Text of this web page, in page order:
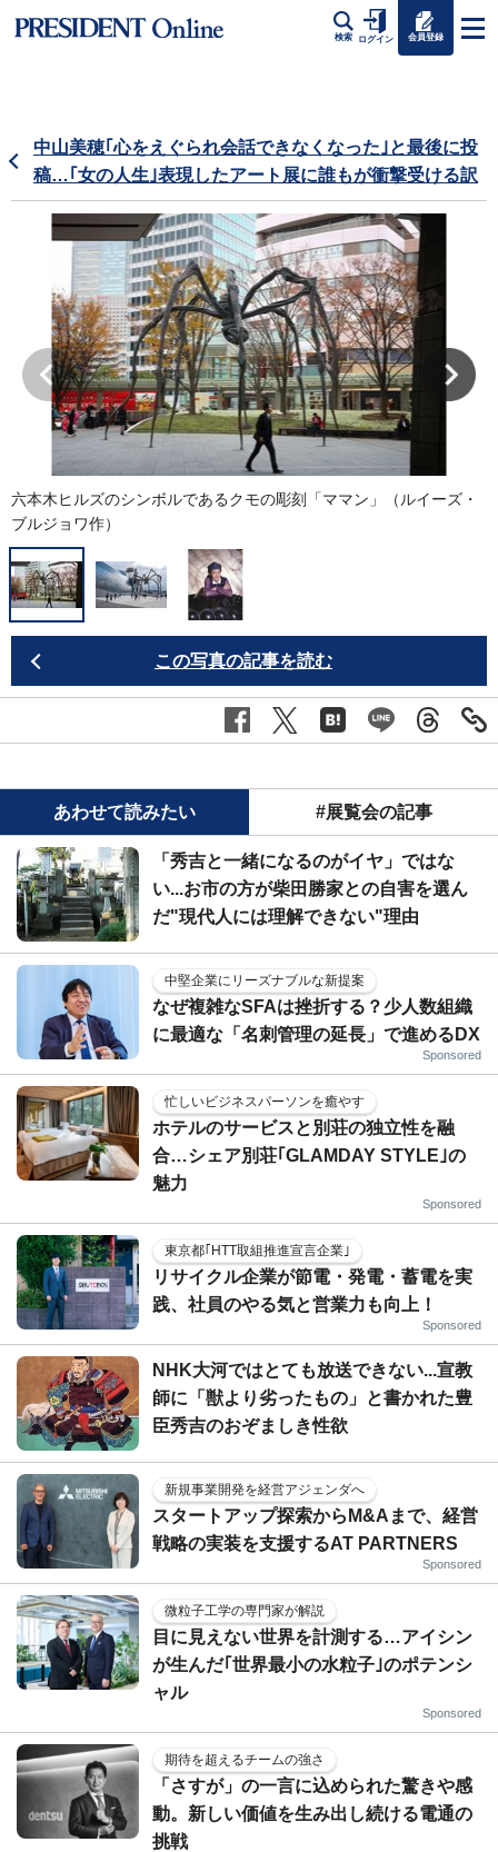
検索 ログイン 会員登録
中山美穂｢心をえぐられ会話できなくなった｣と最後に投
稿…｢女の人生｣表現したアート展に誰もが衝撃受ける訳
六本木ヒルズのシンボルであるクモの彫刻「ママン」（ルイーズ・
ブルジョワ作）
この写真の記事を読む
あわせて読みたい #展覧会の記事
「秀吉と一緒になるのがイヤ」ではな
い...お市の方が柴田勝家との自害を選ん
だ"現代人には理解できない"理由
中堅企業にリーズナブルな新提案
なぜ複雑なSFAは挫折する？少人数組織
に最適な「名刺管理の延長」で進めるDX
Sponsored
忙しいビジネスパーソンを癒やす
ホテルのサービスと別荘の独立性を融
合…シェア別荘｢GLAMDAY STYLE｣の
魅力
Sponsored
東京都｢HTT取組推進宣言企業｣
リサイクル企業が節電・発電・蓄電を実
践、社員のやる気と営業力も向上！
Sponsored
NHK大河ではとても放送できない...宣教
師に「獣より劣ったもの」と書かれた豊
臣秀吉のおぞましき性欲
新規事業開発を経営アジェンダへ
スタートアップ探索からM&Aまで、経営
戦略の実装を支援するAT PARTNERS
Sponsored
微粒子工学の専門家が解説
目に見えない世界を計測する…アイシン
が生んだ｢世界最小の水粒子｣のポテンシ
ャル
Sponsored
期待を超えるチームの強さ
「さすが」の一言に込められた驚きや感
動。新しい価値を生み出し続ける電通の
挑戦